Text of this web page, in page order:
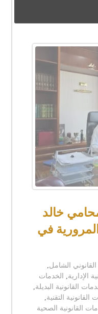
خالد
في
القانوني الشامل,
الإدارية,
الخدمات
القانونية البديلة,
القانونية التقنية,
القانونية الصحية